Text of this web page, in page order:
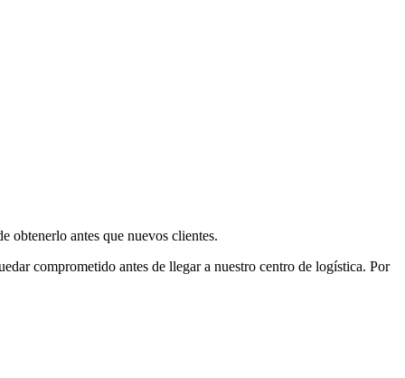
obtenerlo antes que nuevos clientes.
comprometido antes de llegar a nuestro centro de logística. Por